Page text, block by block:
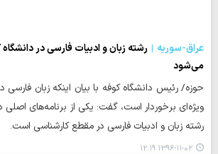
عراق-سوریه
رشته زبان و ادبیات فارسی در دانشگاه
می‌شود
حوزه/ رئیس دانشگاه کوفه با بيان اینکه زبان
ویژه‌ای برخوردار است، گفت: یکی از برنامه‌های اصلی
رشته زبان و ادبیات فارسی در مقطع کارشناسی است.
۱۳۹۶-۱۱-۰۲ ۱۲:۱۹